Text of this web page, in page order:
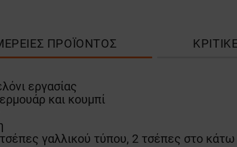
ΠΡΟΪΌΝΤΟΣ
εργασίας
και κουμπί
γαλλικού τύπου, 2 τσέπες στο